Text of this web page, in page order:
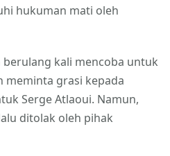
hukuman mati oleh
kali mencoba untuk
meminta grasi kepada
Serge Atlaoui. Namun,
ditolak oleh pihak